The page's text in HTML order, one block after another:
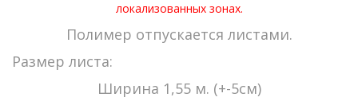
локализованных зонах.
Полимер отпускается листами.
Размер листа:
Ширина 1,55 м. (+-5см)